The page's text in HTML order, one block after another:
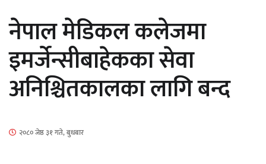
माताकाे नाममा गलत गतिविधि गर्ने थापा प्रहरी
नेपाल मेडिकल कलेजमा
इमर्जेन्सीबाहेकका सेवा
अनिश्चितकालका लागि बन्द
२०८० जेष्ठ ३१ गते, बुधबार